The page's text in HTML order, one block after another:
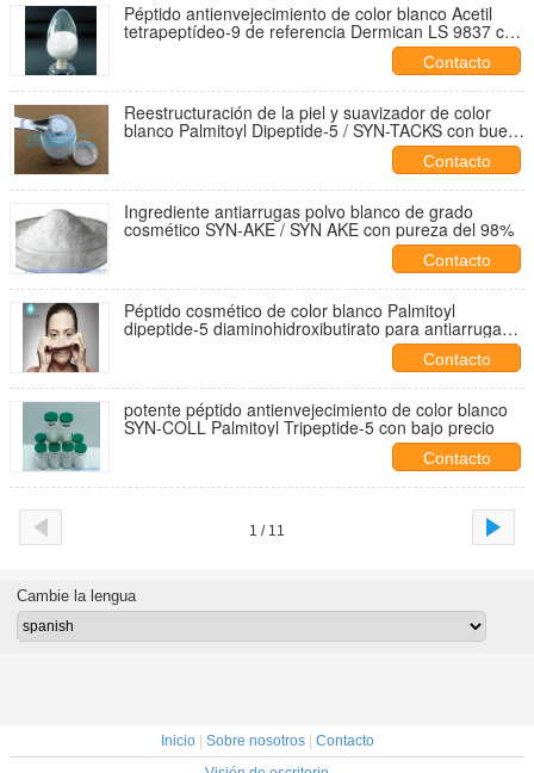
Péptido antienvejecimiento de color blanco Acetil
tetrapeptídeo-9 de referencia Dermican LS 9837 con
Contacto
Reestructuración de la piel y suavizador de color
blanco Palmitoyl Dipeptide-5 / SYN-TACKS con buen
Contacto
Ingrediente antiarrugas polvo blanco de grado
cosmético SYN-AKE / SYN AKE con pureza del 98%
Contacto
Péptido cosmético de color blanco Palmitoyl
dipeptide-5 diaminohidroxibutirato para antiarrugas
Contacto
potente péptido antienvejecimiento de color blanco
SYN-COLL Palmitoyl Tripeptide-5 con bajo precio
Contacto
1 / 11
Cambie la lengua
Inicio| Sobre nosotros| Contacto